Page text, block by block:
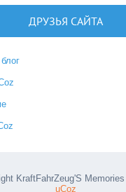
ДРУЗЬЯ САЙТА
KraftFahrZeug'S
uCoz